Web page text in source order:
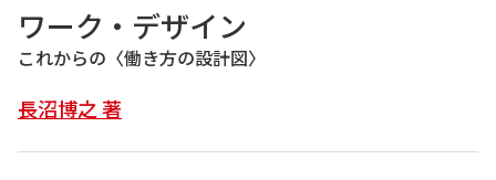
ワーク・デザイン
これからの〈働き方の設計図〉
長沼博之 著